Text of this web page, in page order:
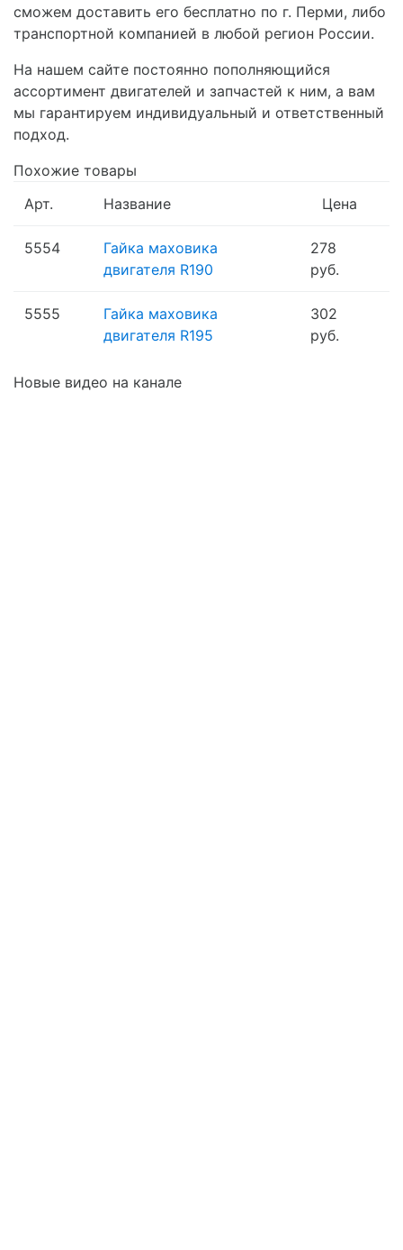
сможем доставить его бесплатно по г. Перми, либо
транспортной компанией в любой регион России.
На нашем сайте постоянно пополняющийся
ассортимент двигателей и запчастей к ним, а вам
мы гарантируем индивидуальный и ответственный
подход.
Похожие товары
Арт.
Название Цена
5554
Гайка маховика
двигателя R190
278
руб.
5555
Гайка маховика
двигателя R195
302
руб.
Новые видео на канале